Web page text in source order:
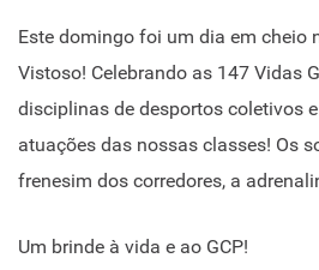
Este domingo foi um dia em cheio
Vistoso! Celebrando as 147 Vidas
disciplinas de desportos coletivos
atuações das nossas classes! Os
frenesim dos corredores, a
Um brinde à vida e ao GCP!